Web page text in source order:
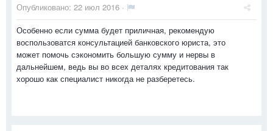
Опубликовано: 22 июл 2016 ·
Особенно если сумма будет приличная, рекомендую
воспользоватся консультацией банковского юриста, это
может помочь сэкономить большую сумму и нервы в
дальнейшем, ведь вы во всех деталях кредитования так
хорошо как специалист никогда не разберетесь.